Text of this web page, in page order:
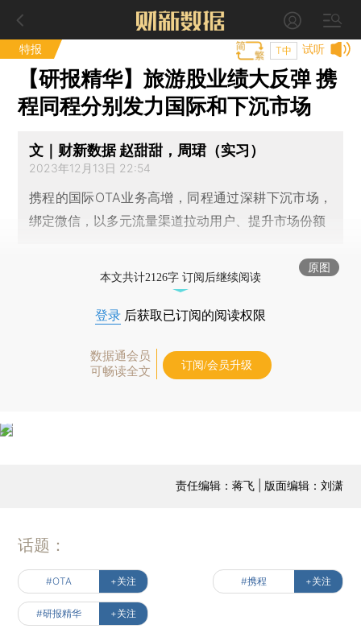
特报 试听
T中
【研报精华】旅游股业绩大反弹 携
程同程分别发力国际和下沉市场
文｜财新数据 赵甜甜，周珺（实习）
2023年12月13日 22:54
携程的国际OTA业务高增，同程通过深耕下沉市场，
绑定微信，以多元流量渠道拉动用户、提升市场份额
原图
本文共计2126字 订阅后继续阅读
登录 后获取已订阅的阅读权限
数据通会员
可畅读全文
订阅/会员升级
责任编辑：蒋飞 | 版面编辑：刘潇
话题：
#OTA +关注 #携程 +关注
#研报精华 +关注